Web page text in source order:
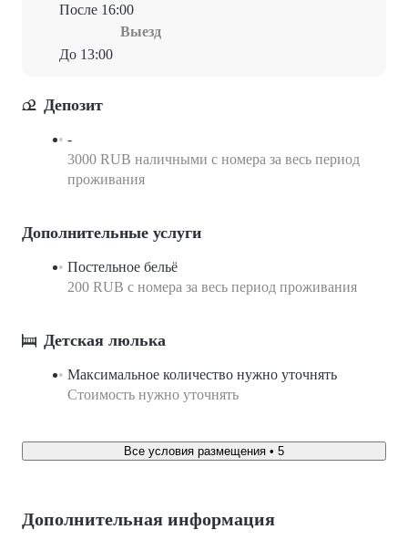
После 16:00
Выезд
До 13:00
Депозит
-
3000 RUB наличными с номера за весь период
проживания
Дополнительные услуги
Постельное бельё
200 RUB с номера за весь период проживания
Детская люлька
Максимальное количество нужно уточнять
Стоимость нужно уточнять
Все условия размещения • 5
Дополнительная информация